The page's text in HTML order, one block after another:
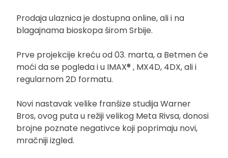
Prodaja ulaznica je dostupna online, ali i na
blagajnama bioskopa širom Srbije.
Prve projekcije kreću od 03. marta, a Betmen će
moći da se pogleda i u IMAX® , MX4D, 4DX, ali i
regularnom 2D formatu.
Novi nastavak velike franšize studija Warner
Bros, ovog puta u režiji velikog Meta Rivsa, donosi
brojne poznate negativce koji poprimaju novi,
mračniji izgled.